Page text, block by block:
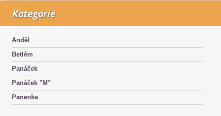
Kategorie
Anděl
Betlém
Panáček
Panáček "M"
Panenka